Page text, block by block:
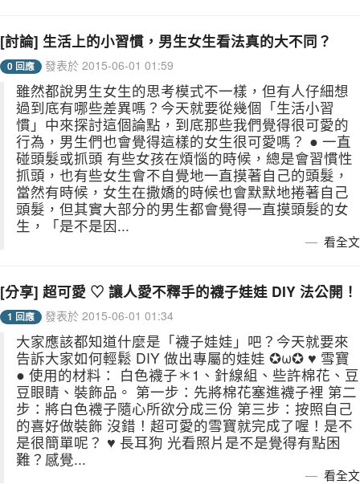
[討論] 生活上的小習慣，男生女生看法真的大不同？
0 回應 發表於 2015-06-01 01:59
雖然都說男生女生的思考模式不一樣，但有人仔細想
過到底有哪些差異嗎？今天就要從幾個「生活小習
慣」中來探討這個論點，到底那些我們覺得很可愛的
行為，男生們也會覺得這樣的女生很可愛嗎？ ● 一直
碰頭髮或抓頭 有些女孩在煩惱的時候，總是會習慣性
抓頭，也有些女生會不自覺地一直摸著自己的頭髮，
當然有時候，女生在撒嬌的時候也會默默地捲著自己
頭髮，但其實大部分的男生都會覺得一直摸頭髮的女
生，「是不是因...
看全文
[分享] 超可愛 ♡ 讓人愛不釋手的襪子娃娃 DIY 法公開！
1 回應 發表於 2015-06-01 01:34
大家應該都知道什麼是「襪子娃娃」吧？今天就要來
告訴大家如何輕鬆 DIY 做出專屬的娃娃 ✪ω✪ ♥ 雪寶
● 使用的材料： 白色襪子＊1、針線組、些許棉花、豆
豆眼睛、裝飾品。 第一步：先將棉花塞進襪子裡 第二
步：將白色襪子隨心所欲分成三份 第三步：按照自己
的喜好做裝飾 沒錯！超可愛的雪寶就完成了喔！是不
是很簡單呢？ ♥ 長耳狗 光看照片是不是覺得有點困
難？感覺...
看全文